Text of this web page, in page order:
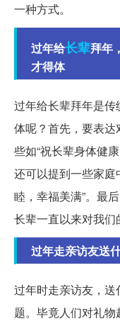
一种方式。
过年给长辈拜年
才得体
过年给长辈拜年是
体呢？首先，要表
些如“祝长辈身体健
还可以提到一些家庭
睦，幸福美满”。最
长辈一直以来对我们
过年走亲访友送
过年时走亲访友，
题。毕竟人们对礼